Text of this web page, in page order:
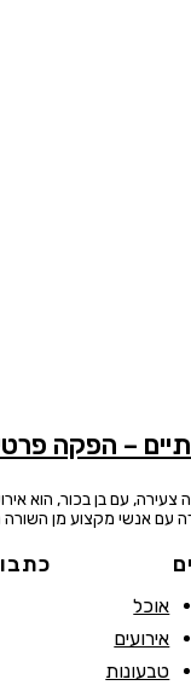
– הפקה
צעירה, עם בן בכור, הוא
עם אנשי מקצוע מן
אוכל
אירועים
טבעונות